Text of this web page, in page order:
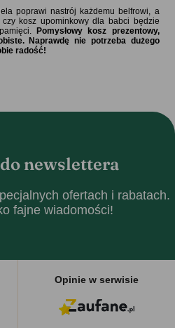
poprawi nastrój każdemu belfrowi, a
kosz upominkowy dla babci będzie
Pomysłowy kosz prezentowy,
Naprawdę nie potrzeba dużego
radość!
newslettera
ofertach i rabatach.
fajne wiadomości!
Opinie w serwisie